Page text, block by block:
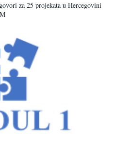
za 25 projekata u Hercegovini